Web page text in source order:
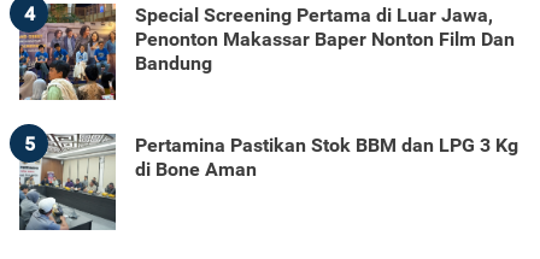
4
Special Screening Pertama di Luar Jawa,
Penonton Makassar Baper Nonton Film Dan
Bandung
5
Pertamina Pastikan Stok BBM dan LPG 3 Kg
di Bone Aman